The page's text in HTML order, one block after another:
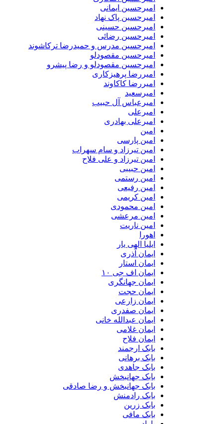
امیرحسین ایمانی
امیرحسین پاک نهاد
امیرحسین حسینی
امیرحسین رضائی
امیرحسین مدرس و حمیدرضا ترکاشوند
امیرحسین مقصودلو
امیرحسین مقصودلو و رضا پیشرو
امیررضا پرهیزکاری
امیررضا کاکاوند
امیرسعید
امیرعباس آل حبیب
امیرعلی
امیرعلی بهادری
امین
امین پارسی
امین تیرزاد و سام سهراب
امین تیرزاد و علی فلاح
امین حبیبی
امین رستمی
امین رفیعی
امین کریمی
امین محمودی
امین مرعشی
امین ناریت
اهورا
ایلیا الهی یار
ایمان آذری
ایمان استار
ایمان اف جی ۱۰
ایمان جهانگری
ایمان حجت
ایمان زارعی
ایمان صفدری
ایمان عبدالله خانی
ایمان غلامی
ایمان فلاح
بابک ارجمند
بابک برهانی
بابک جاهدی
بابک جهانبخش
بابک جهانبخش و رضا صادقی
بابک رادمنش
بابک زرین
بابک مافی